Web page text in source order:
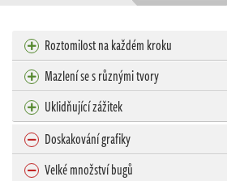
Roztomilost na každém kroku
Mazlení se s různými tvory
Uklidňující zážitek
Doskakování grafiky
Velké množství bugů